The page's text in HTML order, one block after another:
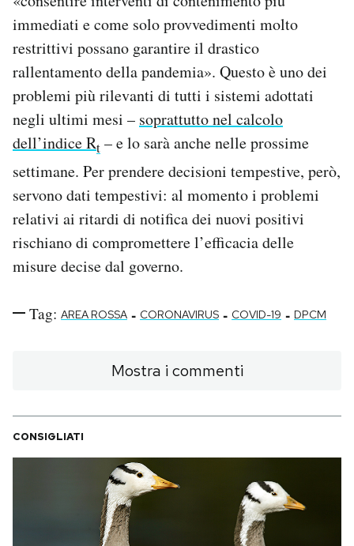
immediati e come solo provvedimenti molto
restrittivi possano garantire il drastico
rallentamento della pandemia». Questo è uno dei
problemi più rilevanti di tutti i sistemi adottati
negli ultimi mesi – soprattutto nel calcolo
dell’indice Rt – e lo sarà anche nelle prossime
settimane. Per prendere decisioni tempestive, però,
servono dati tempestivi: al momento i problemi
relativi ai ritardi di notifica dei nuovi positivi
rischiano di compromettere l’efficacia delle
misure decise dal governo.
Tag: AREA ROSSA - CORONAVIRUS - COVID-19 - DPCM
Mostra i commenti
CONSIGLIATI